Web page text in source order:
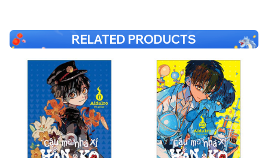
RELATED PRODUCTS